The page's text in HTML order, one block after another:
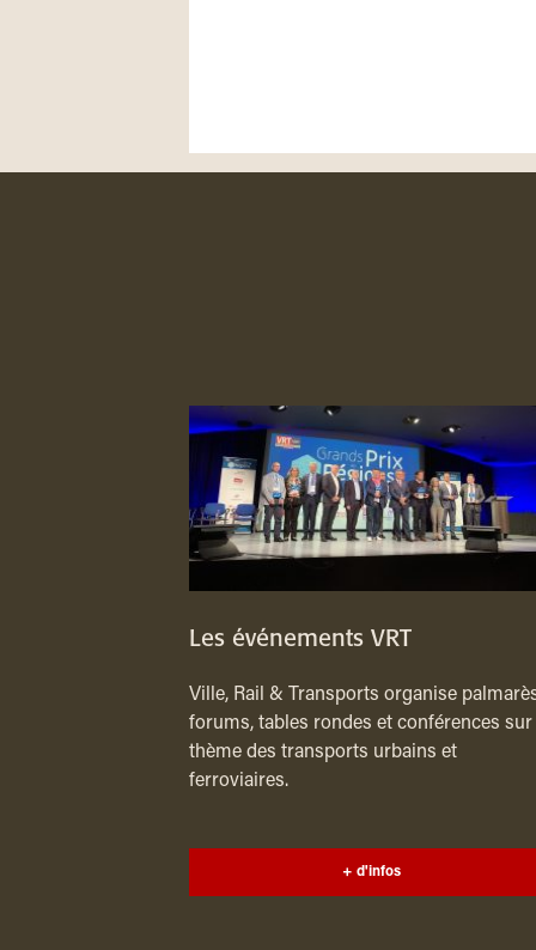
Les événements VRT
Ville, Rail & Transports organise
forums, tables rondes et conférences sur
thème des transports urbains et
ferroviaires.
+ d'infos